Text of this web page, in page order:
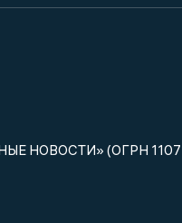
НОВОСТИ» (ОГРН